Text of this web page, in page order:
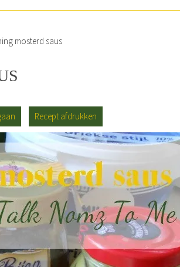
mosterd saus
Recept afdrukken